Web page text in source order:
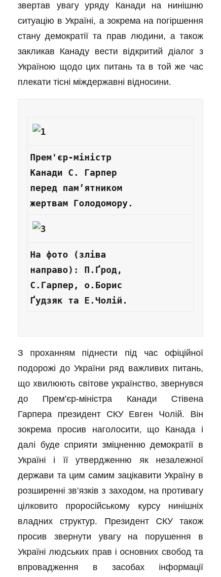
звертав увагу уряду Канади на нинішню
ситуацію в Україні, а зокрема на погіршення
стану демократії та прав людини, а також
закликав Канаду вести відкритий діалог з
Україною щодо цих питань та в той же час
плекати тісні міждержавні відносини.
Прем'єр-міністр
Канади С. Гарпер
перед пам’ятником
жертвам Голодомору.
На фото (зліва
направо): П.Ґрод,
С.Гарпер, о.Борис
Ґудзяк та Е.Чолій.
З проханням піднести під час офіційної
подорожі до України ряд важливих питань,
що хвилюють світове українство, звернувся
до Прем’єр-міністра Канади Стівена
Гарпера президент СКУ Евген Чолій. Він
зокрема просив наголосити, що Канада і
далі буде сприяти зміцненню демократії в
Україні і її утвердженню як незалежної
держави та цим самим зацікавити Україну в
розширенні зв’язків з заходом, на противагу
цілковито проросійському курсу нинішніх
владних структур. Президент СКУ також
просив звернути увагу на порушення в
Україні людських прав і основних свобод та
впровадження в засобах інформації